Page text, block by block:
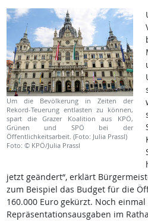
Um die Bevölkerung in Zeiten der
Rekord-Teuerung entlasten zu können,
spart die Grazer Koalition aus KPÖ,
Grünen und SPÖ bei der
Öffentlichkeitsarbeit. (Foto: Julia Prassl)
Foto: © KPÖ/Julia Prassl
jetzt geändert“, erklärt
zum Beispiel das Budget für die
160.000 Euro gekürzt. Noch
Repräsentationsausgaben im